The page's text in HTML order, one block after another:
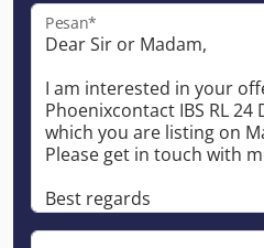
Pesan*